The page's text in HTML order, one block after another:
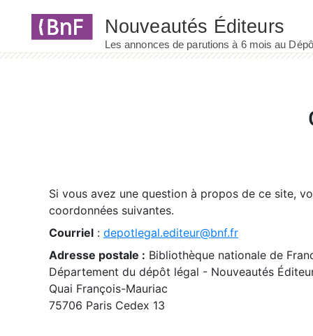
Si vous avez une question à propos de ce site,
coordonnées suivantes.
Courriel : depotlegal.editeur@bnf.fr
Adresse postale : Bibliothèque nationale de
Département du dépôt légal - Nouveautés
Quai François-Mauriac
75706 Paris Cedex 13